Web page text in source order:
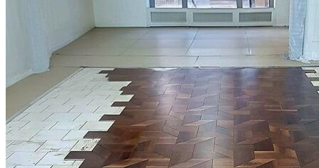
Укладка модульного паркета с финишным покрытием на
фанеру